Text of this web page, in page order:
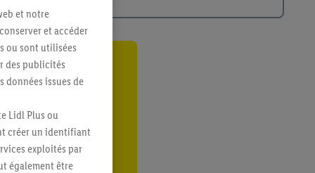
et notre
et accéder
ou sont utilisées
des publicités
données issues de
Lidl Plus ou
créer un identifiant
exploités par
également être